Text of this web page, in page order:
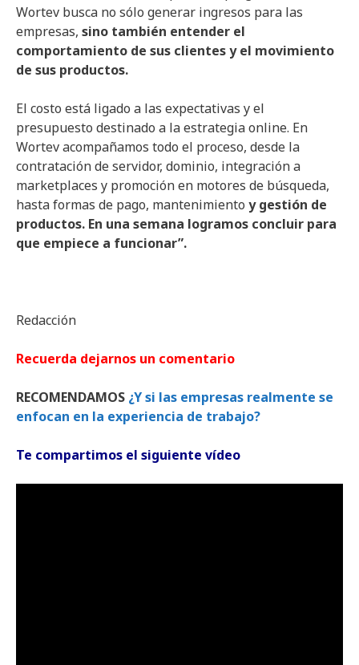
Wortev busca no sólo generar ingresos para las
empresas, sino también entender el
comportamiento de sus clientes y el movimiento
de sus productos.
El costo está ligado a las expectativas y el
presupuesto destinado a la estrategia online. En
Wortev acompañamos todo el proceso, desde la
contratación de servidor, dominio, integración a
marketplaces y promoción en motores de búsqueda,
hasta formas de pago, mantenimiento y gestión de
productos. En una semana logramos concluir para
que empiece a funcionar”.
Redacción
Recuerda dejarnos un comentario
RECOMENDAMOS ¿Y si las empresas realmente se
enfocan en la experiencia de trabajo?
Te compartimos el siguiente vídeo